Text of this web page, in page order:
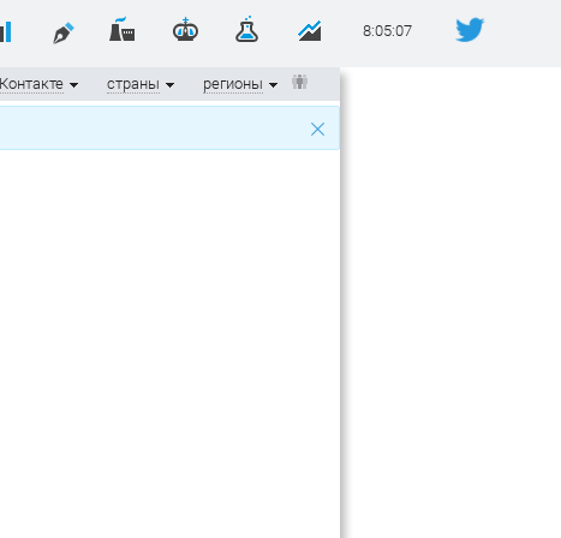
8:05:07
регионы
страны